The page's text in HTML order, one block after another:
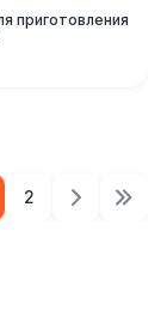
приготовления
2